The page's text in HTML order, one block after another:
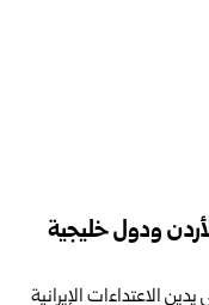
ودول خليجية